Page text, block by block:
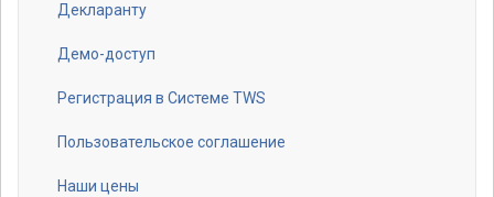
Footer
menu
Декларанту
Демо-доступ
Регистрация в Системе TWS
Пользовательское соглашение
Наши цены